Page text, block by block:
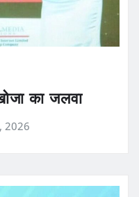
का जलवा
2026